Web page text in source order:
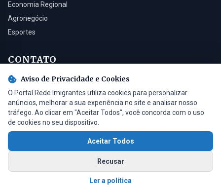
Economia Regional
Agronegócio
Esportes
CONTATO
Turvo - SC, 88930-000
(48) 3525-0321
contato@radioimigrantes.com.br
porSaimon Bardini
Aviso de Privacidade e Cookies
O Portal Rede Imigrantes utiliza cookies para personalizar
anúncios, melhorar a sua experiência no site e analisar nosso
tráfego. Ao clicar em "Aceitar Todos", você concorda com o uso
de cookies no seu dispositivo.
Ler a política
Recusar
Aceitar Todos